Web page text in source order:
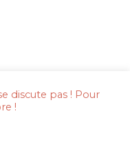
Emeline.
discute pas ! Pour
!